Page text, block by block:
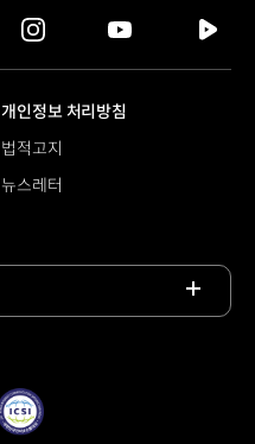
instagram
tv
개인정보 처리방침
법적고지
뉴스레터